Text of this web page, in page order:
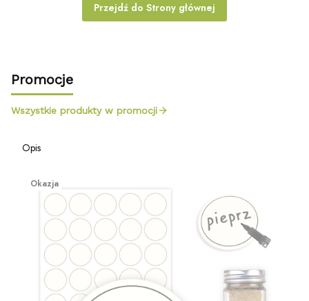
Przejdź do Strony głównej
Promocje
Wszystkie produkty w promocji
Opis
Okazja